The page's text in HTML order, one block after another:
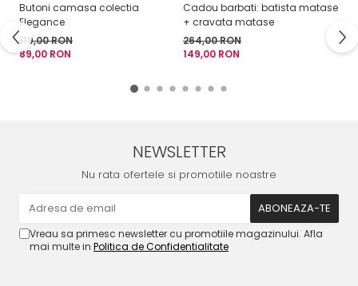
Butoni camasa colectia
Elegance
119,00 RON
89,00 RON
Cadou barbati: batista matase
+ cravata matase
264,00 RON
149,00 RON
NEWSLETTER
Nu rata ofertele si promotiile noastre
Vreau sa primesc newsletter cu promotiile magazinului. Afla
mai multe in Politica de Confidentialitate